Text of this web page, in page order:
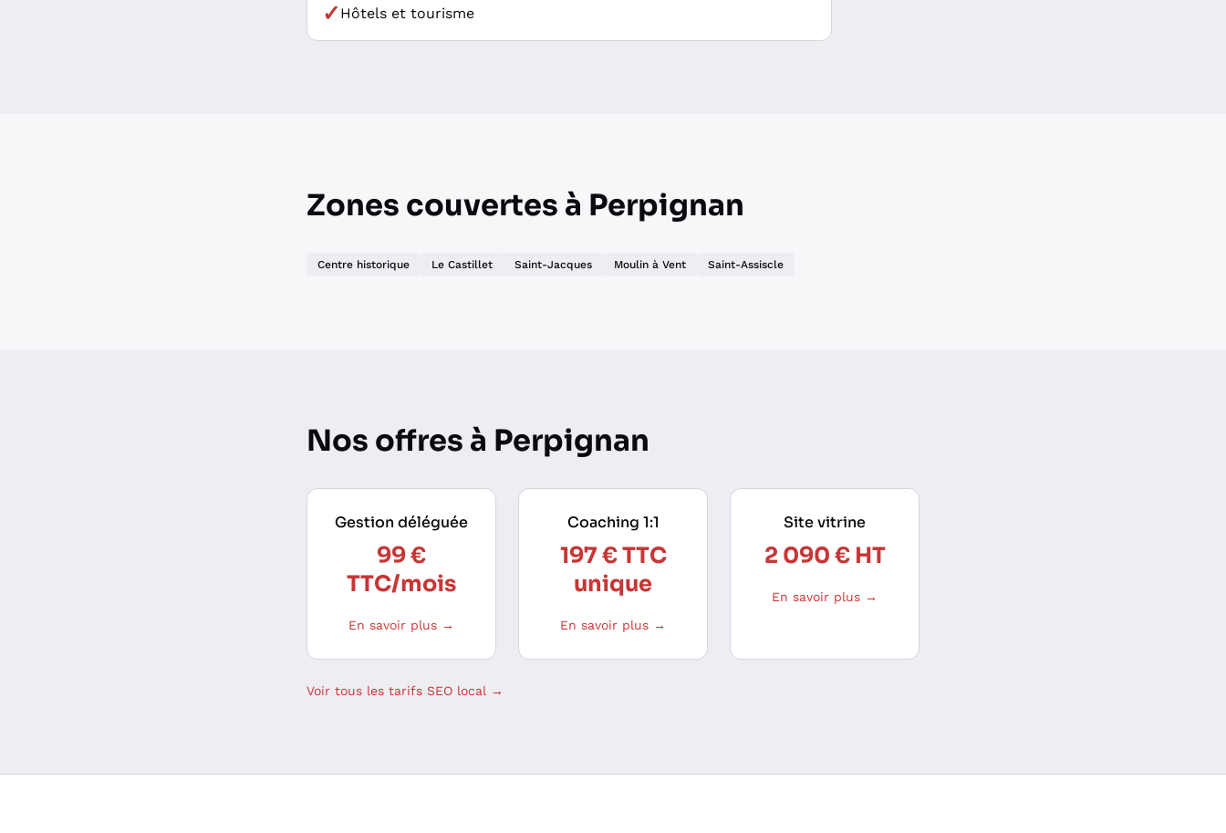
✓ Hôtels et tourisme
Zones couvertes à Perpignan
Centre historique Le Castillet Saint-Jacques Moulin à Vent Saint-Assiscle
Nos offres à Perpignan
Gestion déléguée
99 €
TTC/mois
En savoir plus →
Coaching 1:1
197 € TTC
unique
En savoir plus →
Site vitrine
2 090 € HT
En savoir plus →
Voir tous les tarifs SEO local →